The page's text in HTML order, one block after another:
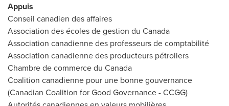
Appuis
Conseil canadien des affaires
Association des écoles de gestion du Canada
Association canadienne des professeurs de comptabilité
Association canadienne des producteurs pétroliers
Chambre decommerce du Canada
Coalition canadienne pour une bonne gouvernance
(Canadian Coalition for Good Governance - CCGG)